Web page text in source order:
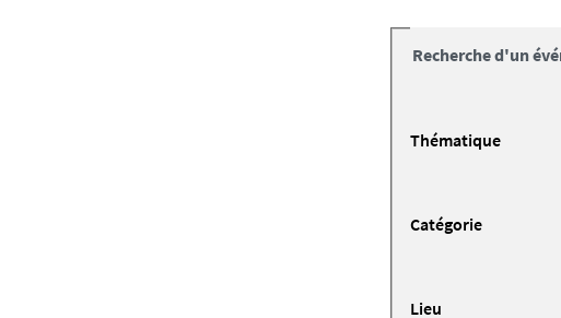
Recherche d'un
Thématique
Catégorie
Lieu